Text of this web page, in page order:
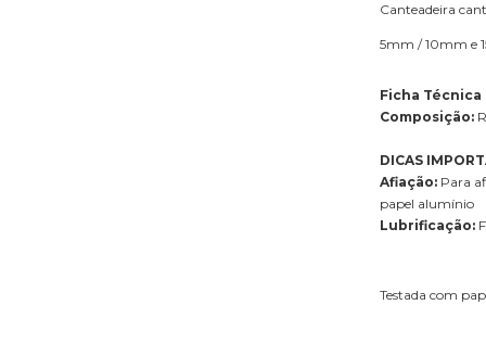
Canteadeira
5mm / 10mm e
Ficha Técnica
Composição:
DICAS
Afiação: Para
papel alumínio
Lubrificação:
Testada com